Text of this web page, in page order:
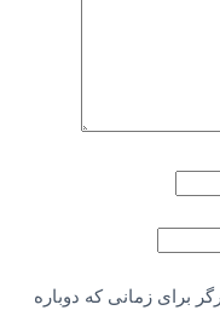
برای زمانی که دوباره